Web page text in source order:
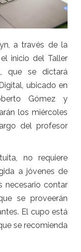
a través de la
inicio del Taller
que se dictará
ubicado en
Gómez y
los miércoles
del profesor
no requiere
a jóvenes de
necesario contar
se proveerán
El cupo está
se recomienda